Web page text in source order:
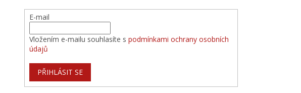
E-mail
Vložením e-mailu souhlasíte spodmínkami ochrany osobních
údajů
PŘIHLÁSIT SE